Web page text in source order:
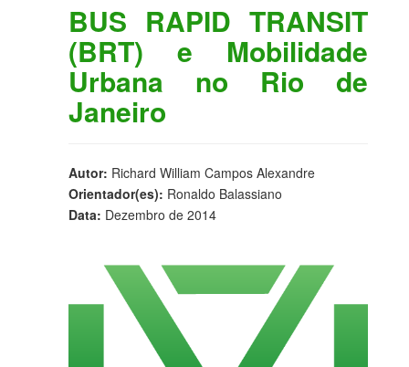
BUS RAPID TRANSIT
(BRT) e Mobilidade
Urbana no Rio de
Janeiro
Autor: Richard William Campos Alexandre
Orientador(es): Ronaldo Balassiano
Data: Dezembro de 2014